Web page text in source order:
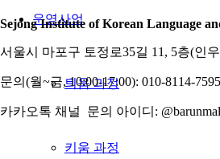
운영사업
틔움 과정
키움 과정
Sejong Institute of Korean Language
서울시 마포구 토정로35길 11, 5층(인
문의(월~금, 10:00-17:00): 010-8114-7595
카카오톡 채널 문의 아이디: @barunmal